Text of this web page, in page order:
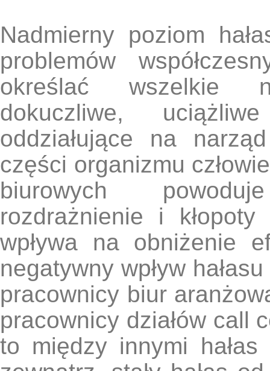
Nadmierny poziom
problemów
określać wszelkie
dokuczliwe,
oddziałujące na
części organizmu
biurowych
rozdrażnienie i
wpływa na obniżenie
negatywny wpływ
pracownicy biur
pracownicy działów call
to między innymi